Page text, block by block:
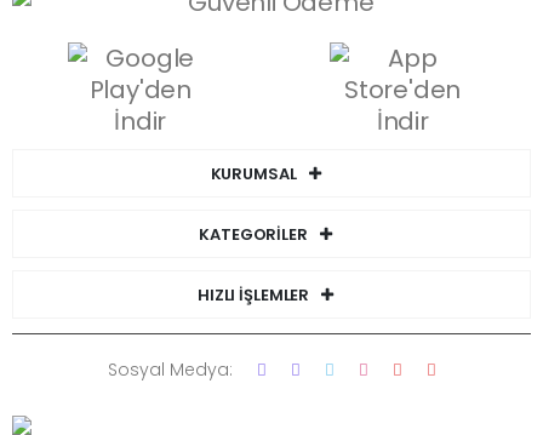
KURUMSAL
KATEGORİLER
HIZLI İŞLEMLER
Sosyal Medya: